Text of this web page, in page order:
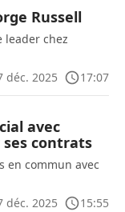
Russell
leader chez
déc. 2025
17:07
avec
contrats
en commun avec
déc. 2025
15:55